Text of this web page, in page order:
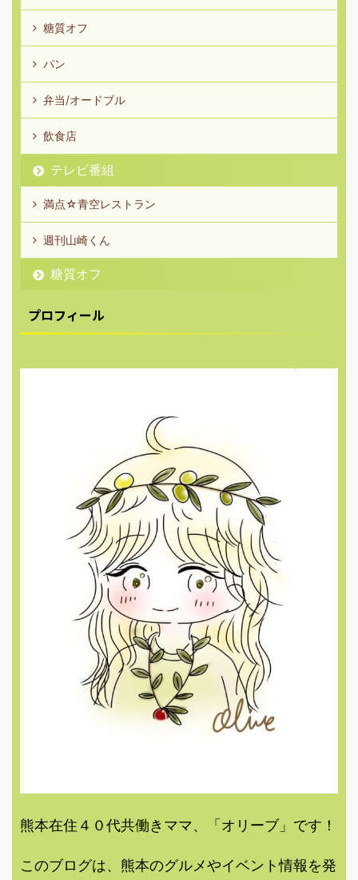
糖質オフ
パン
弁当/オードブル
飲食店
テレビ番組
満点☆青空レストラン
週刊山崎くん
糖質オフ
プロフィール
熊本在住４０代共働きママ、「オリーブ」です！
このブログは、熊本のグルメやイベント情報を発